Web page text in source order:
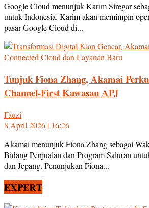
Google Cloud menunjuk Karim Siregar
untuk Indonesia. Karim akan memimpin
pasar Google Cloud di...
Tunjuk Fiona Zhang, Akamai
Channel-First Kawasan APJ
Fauzi
8 April 2026 | 16:26
Akamai menunjuk Fiona Zhang sebagai
Bidang Penjualan dan Program Saluran
dan Jepang. Penunjukan Fiona...
EXPERT